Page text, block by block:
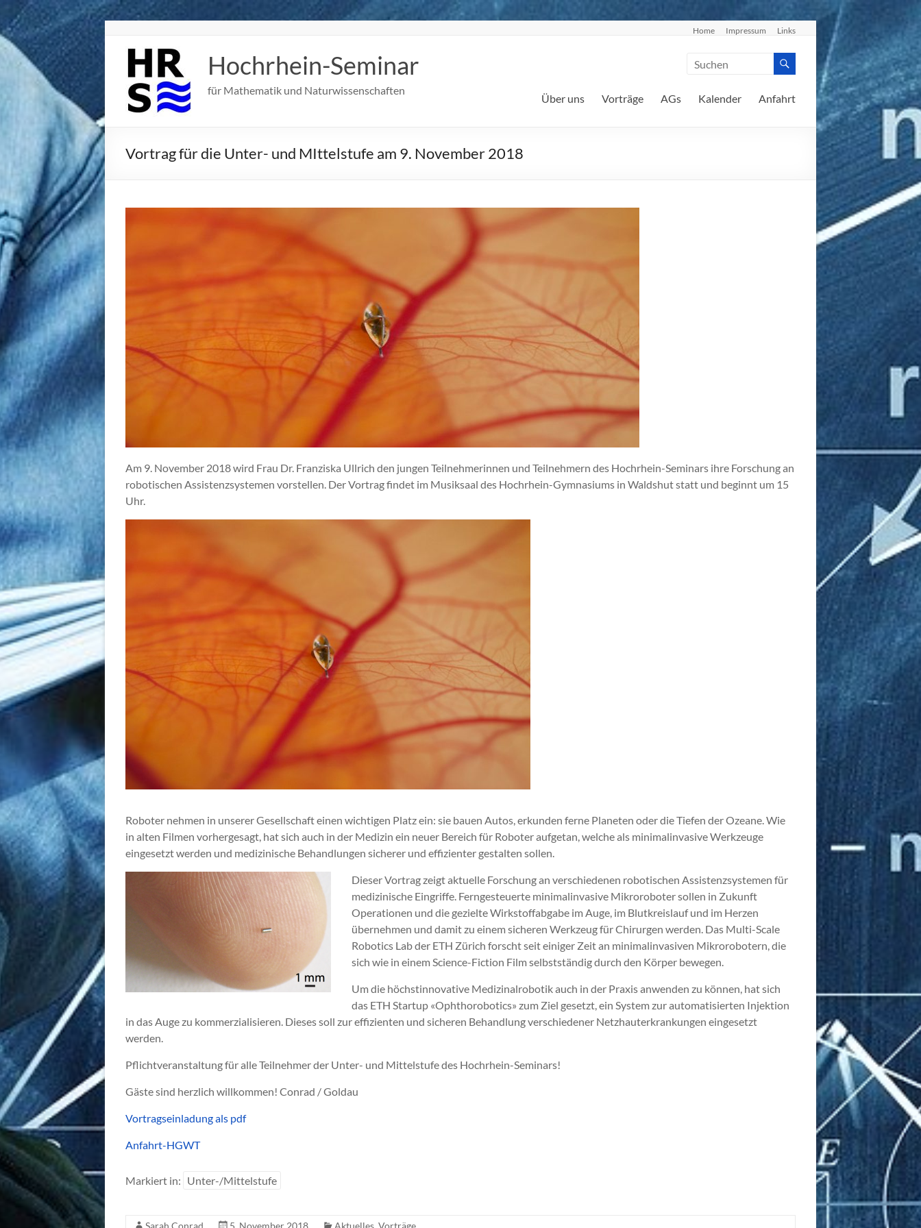
springen
Home Impressum Links
Hochrhein-Seminar
für Mathematik und Naturwissenschaften
Über uns Vorträge AGs Kalender Anfahrt
Vortrag für die Unter- und MIttelstufe am 9. November 2018
Am 9. November 2018 wird Frau Dr. Franziska Ullrich den jungen Teilnehmerinnen und Teilnehmern des Hochrhein-Seminars ihre Forschung an
robotischen Assistenzsystemen vorstellen. Der Vortrag findet im Musiksaal des Hochrhein-Gymnasiums in Waldshut statt und beginnt um 15
Uhr.
Roboter nehmen in unserer Gesellschaft einen wichtigen Platz ein: sie bauen Autos, erkunden ferne Planeten oder die Tiefen der Ozeane. Wie
in alten Filmen vorhergesagt, hat sich auch in der Medizin ein neuer Bereich für Roboter aufgetan, welche als minimalinvasive Werkzeuge
eingesetzt werden und medizinische Behandlungen sicherer und effizienter gestalten sollen.
Dieser Vortrag zeigt aktuelle Forschung an verschiedenen robotischen Assistenzsystemen für
medizinische Eingriffe. Ferngesteuerte minimalinvasive Mikroroboter sollen in Zukunft
Operationen und die gezielte Wirkstoffabgabe im Auge, im Blutkreislauf und im Herzen
übernehmen und damit zu einem sicheren Werkzeug für Chirurgen werden. Das Multi-Scale
Robotics Lab der ETH Zürich forscht seit einiger Zeit an minimalinvasiven Mikrorobotern, die
sich wie in einem Science-Fiction Film selbstständig durch den Körper bewegen.
Um die höchstinnovative Medizinalrobotik auch in der Praxis anwenden zu können, hat sich
das ETH Startup «Ophthorobotics» zum Ziel gesetzt, ein System zur automatisierten Injektion
in das Auge zu kommerzialisieren. Dieses soll zur effizienten und sicheren Behandlung verschiedener Netzhauterkrankungen eingesetzt
werden.
Pflichtveranstaltung für alle Teilnehmer der Unter- und Mittelstufe des Hochrhein-Seminars!
Gäste sind herzlich willkommen! Conrad / Goldau
Vortragseinladung als pdf
Anfahrt-HGWT
Markiert in: Unter-/Mittelstufe
Sarah Conrad 5. November 2018 Aktuelles Vorträge